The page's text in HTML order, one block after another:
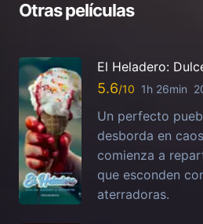
Otras películas
El Heladero:
5.6 1h 26min
Un perfecto
desborda en
comienza a
que esconden
aterradoras.